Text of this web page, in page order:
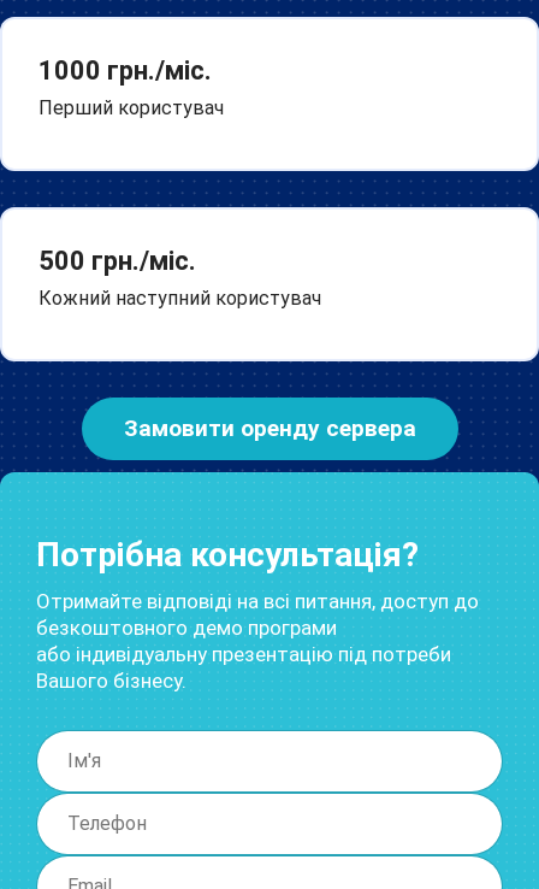
1000 грн./міс.
Перший користувач
500 грн./міс.
Кожний наступний користувач
Замовити оренду сервера
Потрібна консультація?
Отримайте відповіді на всі питання, доступ до
безкоштовного демо програми
або індивідуальну презентацію під потреби
Вашого бізнесу.